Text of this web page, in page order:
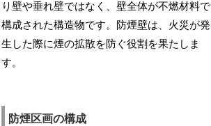
り壁や垂れ壁ではなく、壁全体が不燃材料で
構成された構造物です。防煙壁は、火災が発
生した際に煙の拡散を防ぐ役割を果たしま
す。
防煙区画の構成